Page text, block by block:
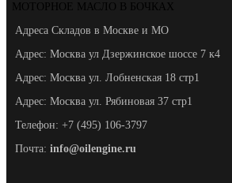
МОТОРНОЕ МАСЛО В БОЧКАХ
Адреса Складов в Москве и МО
Адрес: Москва ул Дзержинское шоссе 7 к4
Адрес: Москва ул. Лобненская 18 стр1
Адрес: Москва ул. Рябиновая 37 стр1
Телефон: +7 (495) 106-3797
Почта: info@oilengine.ru